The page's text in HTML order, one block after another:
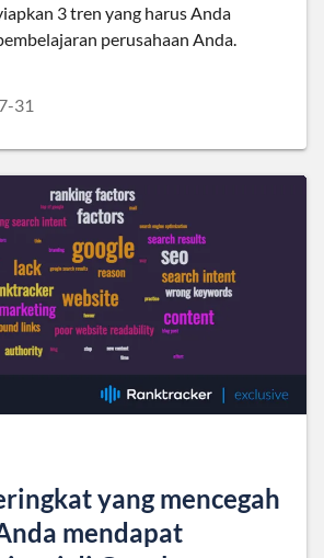
3 tren yang harus Anda
perusahaan Anda.
31
yang mencegah
mendapat